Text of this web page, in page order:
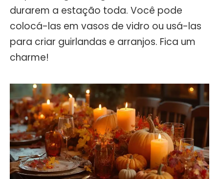
durarem a estação toda. Você pode
colocá-las em vasos de vidro ou usá-las
para criar guirlandas e arranjos. Fica um
charme!